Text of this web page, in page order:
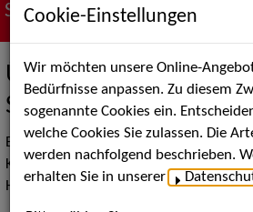
Suche nach Künstler*innen
Überblick über die
Suche
Bitte wählen Sie eine Hauptrubrik, in
Künstler*innen-Sedcards durchführen
Hauptrubriken stehen Ihnen dabei zur
Cookie-Einstellungen
Wir möchten unsere Online-
Bedürfnisse anpassen. Zu diesem
sogenannte Cookies ein.
welche Cookies Sie zulassen. Die
werden nachfolgend beschrieben.
erhalten Sie in unserer